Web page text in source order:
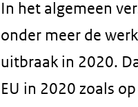
In het algemeen
onder meer de
uitbraak in 2020.
EU in 2020 zoals